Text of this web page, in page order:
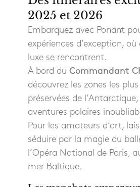
2025 et 2026
Embarquez avec Ponant
expériences d’exception,
luxe se rencontrent.
À bord du Commandant
découvrez les zones les
préservées de
aventures polaires
Pour les amateurs d’art,
séduire par la magie du
l’Opéra National de Paris,
mer Baltique.